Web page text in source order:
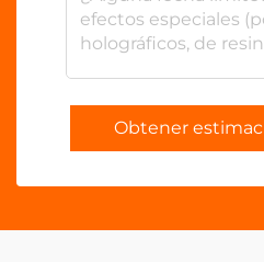
Obtener